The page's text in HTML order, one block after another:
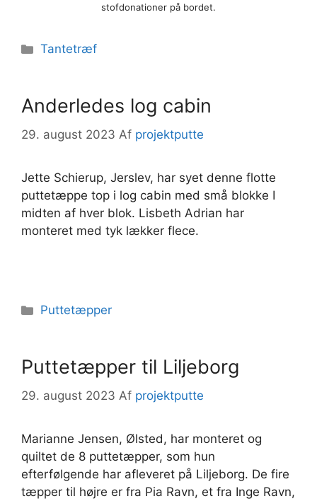
stofdonationer på bordet.
Kategorier
Tantetræf
Anderledes log cabin
29. august 2023 Af projektputte
Jette Schierup, Jerslev, har syet denne flotte
puttetæppe top i log cabin med små blokke I
midten af hver blok. Lisbeth Adrian har
monteret med tyk lækker flece.
Kategorier
Puttetæpper
Puttetæpper til Liljeborg
29. august 2023 Af projektputte
Marianne Jensen, Ølsted, har monteret og
quiltet de 8 puttetæpper, som hun
efterfølgende har afleveret på Liljeborg. De fire
tæpper til højre er fra Pia Ravn, et fra Inge Ravn,